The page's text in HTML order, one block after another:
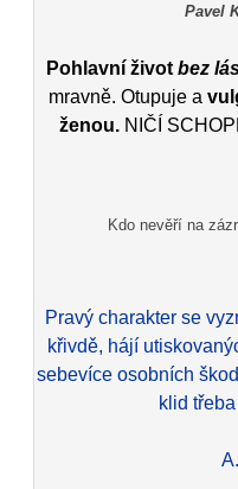
Pavel
Pohlavní život bez
mravně. Otupuje a
ženou. NIČÍ
Kdo nevěří na
Pravý charakter se
křivdě, hájí
sebevíce osobních
klid